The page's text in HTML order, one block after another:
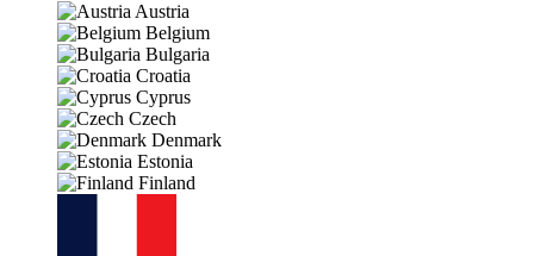
Austria
Belgium
Bulgaria
Croatia
Cyprus
Czech
Denmark
Estonia
Finland